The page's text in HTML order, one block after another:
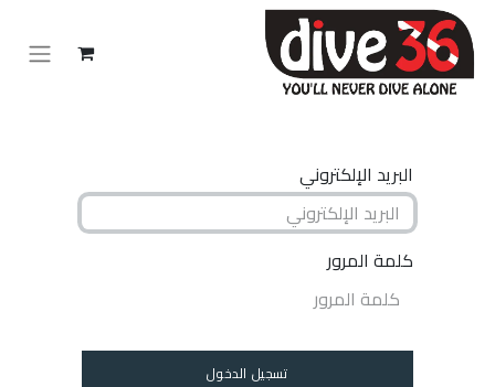
البريد الإلكتروني
كلمة المرور
تسجيل الدخول